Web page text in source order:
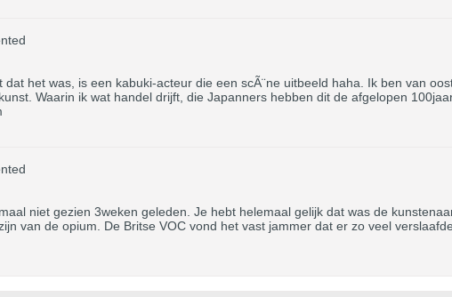
dat het was, is een kabuki-acteur die een scÃ¨ne uitbeeld haha. Ik ben van
Waarin ik wat handel drijft, die Japanners hebben dit de afgelopen
niet gezien 3weken geleden. Je hebt helemaal gelijk dat was de
van de opium. De Britse VOC vond het vast jammer dat er zo veel